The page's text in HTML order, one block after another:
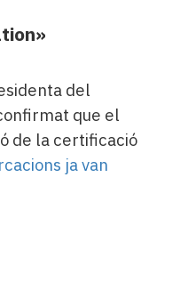
del
que el
de la certificació
ja van